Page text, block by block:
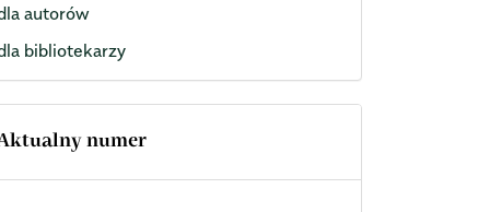
autorów
bibliotekarzy
numer